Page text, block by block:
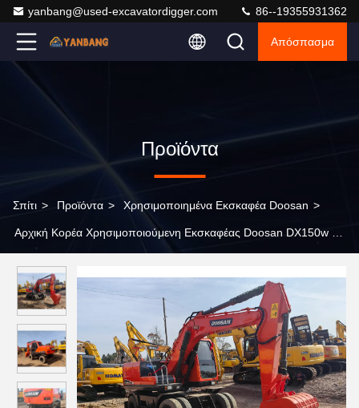
yanbang@used-excavatordigger.com 86--19355931362
Απόσπασμα
Προϊόντα
Σπίτι > Προϊόντα > Χρησιμοποιημένα Εκσκαφέα Doosan >
Αρχική Κορέα Χρησιμοποιούμενη Εκσκαφέας Doosan DX150w 7